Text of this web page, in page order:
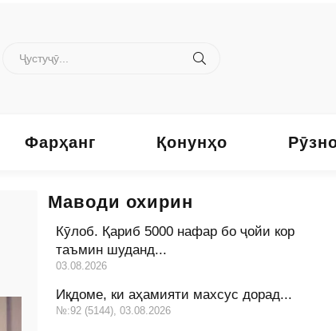
Фарҳанг Қонунҳо
Маводи охирин
Кӯлоб. Қариб 5000 нафар бо ҷойи кор
таъмин шуданд...
03.08.2026
Иқдоме, ки аҳамияти махсус дорад...
№:92 (5144), 03.08.2026